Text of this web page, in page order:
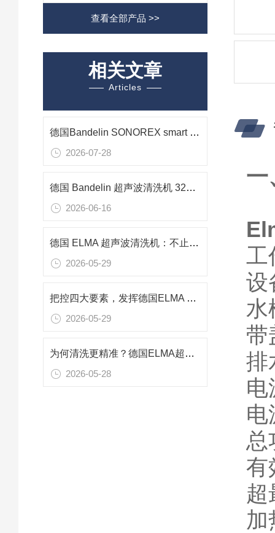
查看全部产品 >>
相关文章
Articles
德国Bandelin SONOREX smart ST 510 H 超声波清洗机在光学组件清洗中的应用
2026-07-28
德国 Bandelin 超声波清洗机 3220 功率240w 频率37KHZ用于零件清洗
2026-06-16
德国 ELMA 超声波清洗机：不止清洁，空化技术多元应用解析
2026-05-29
把控四大要素，发挥德国ELMA 超声波清洗机的最佳性能
2026-05-29
为何清洗更精准？德国ELMA超声波清洗机可控超声空化结构的动态调控
2026-05-28
一
工
设
水
带
排
电
电
总
有
超